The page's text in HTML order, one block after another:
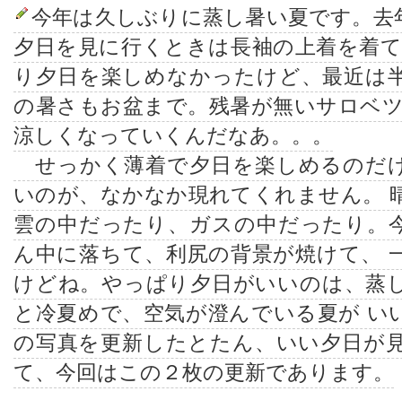
今年は久しぶりに蒸し暑い夏です。
夕日を見に行くときは長袖の上着を着
り夕日を楽しめなかったけど、最近は
の暑さもお盆まで。残暑が無いサロベ
涼しくなっていくんだなあ。。。
せっかく薄着で夕日を楽しめるのだ
いのが、なかなか現れてくれません。
雲の中だったり、ガスの中だったり。
ん中に落ちて、利尻の背景が焼けて、
けどね。やっぱり夕日がいいのは、蒸
と冷夏めで、空気が澄んでいる夏が い
の写真を更新したとたん、いい夕日が
て、今回はこの２枚の更新であります。